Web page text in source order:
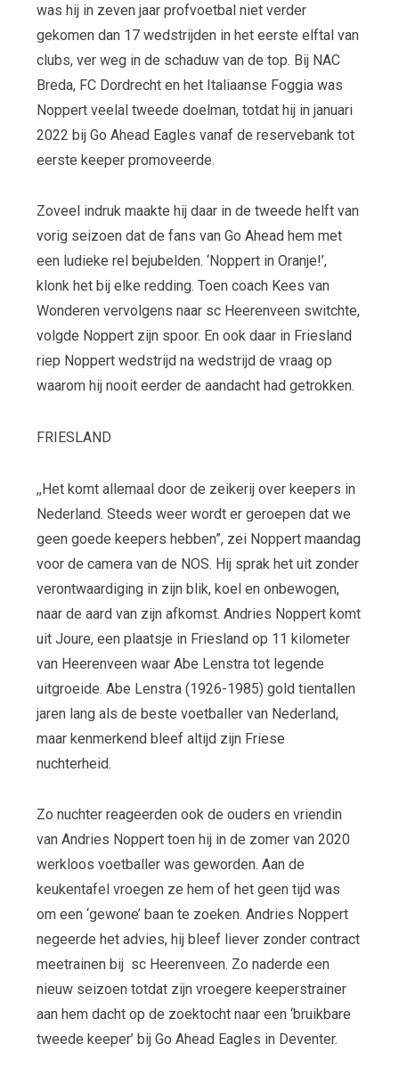
was hij in zeven jaar profvoetbal niet verder
gekomen dan 17 wedstrijden in het eerste elftal van
clubs, ver weg in de schaduw van de top. Bij NAC
Breda, FC Dordrecht en het Italiaanse Foggia was
Noppert veelal tweede doelman, totdat hij in januari
2022 bij Go Ahead Eagles vanaf de reservebank tot
eerste keeper promoveerde.
Zoveel indruk maakte hij daar in de tweede helft van
vorig seizoen dat de fans van Go Ahead hem met
een ludieke rel bejubelden. ‘Noppert in Oranje!’,
klonk het bij elke redding. Toen coach Kees van
Wonderen vervolgens naar sc Heerenveen switchte,
volgde Noppert zijn spoor. En ook daar in Friesland
riep Noppert wedstrijd na wedstrijd de vraag op
waarom hij nooit eerder de aandacht had getrokken.
FRIESLAND
,,Het komt allemaal door de zeikerij over keepers in
Nederland. Steeds weer wordt er geroepen dat we
geen goede keepers hebben”, zei Noppert maandag
voor de camera van de NOS. Hij sprak het uit zonder
verontwaardiging in zijn blik, koel en onbewogen,
naar de aard van zijn afkomst. Andries Noppert komt
uit Joure, een plaatsje in Friesland op 11 kilometer
van Heerenveen waar Abe Lenstra tot legende
uitgroeide. Abe Lenstra (1926-1985) gold tientallen
jaren lang als de beste voetballer van Nederland,
maar kenmerkend bleef altijd zijn Friese
nuchterheid.
Zo nuchter reageerden ook de ouders en vriendin
van Andries Noppert toen hij in de zomer van 2020
werkloos voetballer was geworden. Aan de
keukentafel vroegen ze hem of het geen tijd was
om een ‘gewone’ baan te zoeken. Andries Noppert
negeerde het advies, hij bleef liever zonder contract
meetrainen bij sc Heerenveen. Zo naderde een
nieuw seizoen totdat zijn vroegere keeperstrainer
aan hem dacht op de zoektocht naar een ‘bruikbare
tweede keeper’ bij Go Ahead Eagles in Deventer.